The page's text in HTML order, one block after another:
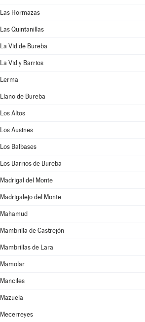
Las Hormazas
Las Quintanillas
La Vid de Bureba
La Vid y Barrios
Lerma
Llano de Bureba
Los Altos
Los Ausines
Los Balbases
Los Barrios de Bureba
Madrigal del Monte
Madrigalejo del Monte
Mahamud
Mambrilla de Castrejón
Mambrillas de Lara
Mamolar
Manciles
Mazuela
Mecerreyes